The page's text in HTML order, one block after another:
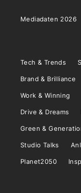
Mediadaten 2026
Tech & Trends
Brand & Brilliance
Work & Winning
Drive & Dreams
Green &
Studio Talks
Planet2050